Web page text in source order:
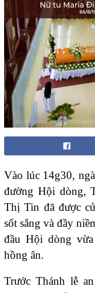
Vào lúc 14g30,
đường Hội dòng,
Thị Tin đã được
sốt sắng và đầy
đầu Hội dòng
hồng ân.
Trước Thánh lễ